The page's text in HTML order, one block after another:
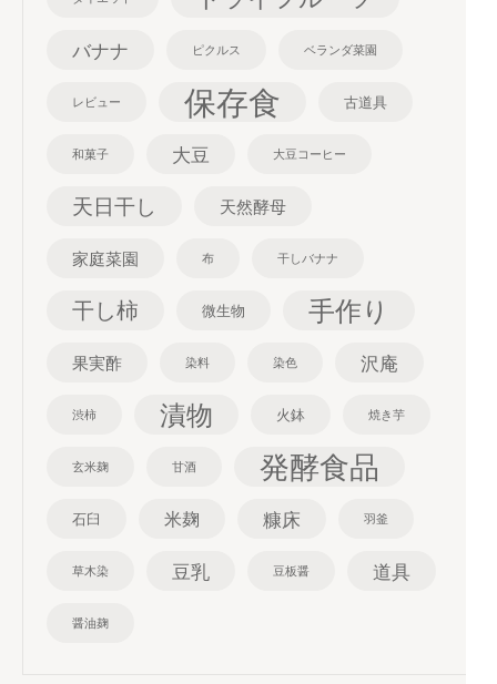
バナナ ピクルス ベランダ菜園
レビュー 保存食 古道具
和菓子 大豆 大豆コーヒー
天日干し 天然酵母
家庭菜園 布 干しバナナ
干し柿 微生物 手作り
果実酢 染料 染色 沢庵
渋柿 漬物 火鉢 焼き芋
玄米麹 甘酒 発酵食品
石臼 米麹 糠床 羽釜
草木染 豆乳 豆板醤 道具
醤油麹